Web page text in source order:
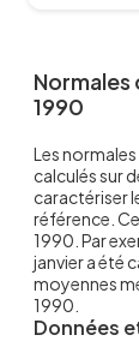
Normales
1990
Les
calculés sur
caractériser
référence.
1990. Par
janvier a été
moyennes
1990.
Données